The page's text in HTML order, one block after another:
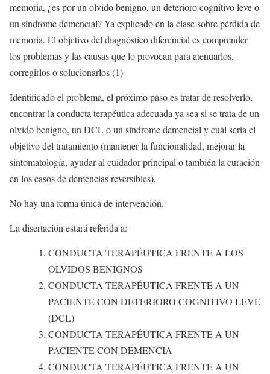
memoria, ¿es por un olvido benigno, un deterioro cognitivo leve o
un síndrome demencial? Ya explicado en la clase sobre pérdida de
memoria. El objetivo del diagnóstico diferencial es comprender
los problemas y las causas que lo provocan para atenuarlos,
corregirlos o solucionarlos (1)
Identificado el problema, el próximo paso es tratar de resolverlo,
encontrar la conducta terapéutica adecuada ya sea si se trata de un
olvido benigno, un DCL o un síndrome demencial y cuál sería el
objetivo del tratamiento (mantener la funcionalidad, mejorar la
sintomatología, ayudar al cuidador principal o también la curación
en los casos de demencias reversibles).
No hay una forma única de intervención.
La disertación estará referida a:
CONDUCTA TERAPÉUTICA FRENTE A LOS
OLVIDOS BENIGNOS
CONDUCTA TERAPÉUTICA FRENTE A UN
PACIENTE CON DETERIORO COGNITIVO LEVE
(DCL)
CONDUCTA TERAPÉUTICA FRENTE A UN
PACIENTE CON DEMENCIA
CONDUCTA TERAPÉUTICA FRENTE A UN